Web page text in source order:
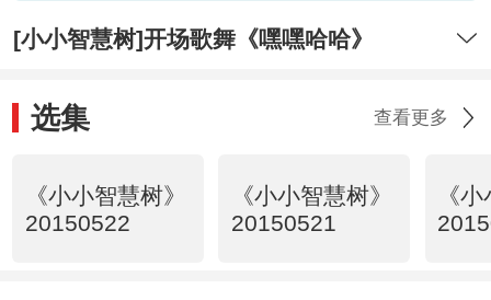
[小小智慧树]开场歌舞《嘿嘿哈哈》
选集 查看更多
《小小智慧树》
20150522
《小小智慧树》
20150521
《